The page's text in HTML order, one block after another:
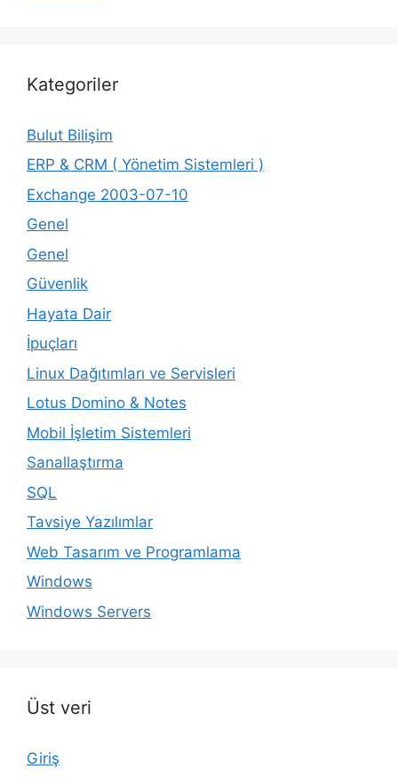
Kategoriler
Bulut Bilişim
ERP & CRM ( Yönetim Sistemleri )
Exchange 2003-07-10
Genel
Genel
Güvenlik
Hayata Dair
İpuçları
Linux Dağıtımları ve Servisleri
Lotus Domino & Notes
Mobil İşletim Sistemleri
Sanallaştırma
SQL
Tavsiye Yazılımlar
Web Tasarım ve Programlama
Windows
Windows Servers
Üst veri
Giriş